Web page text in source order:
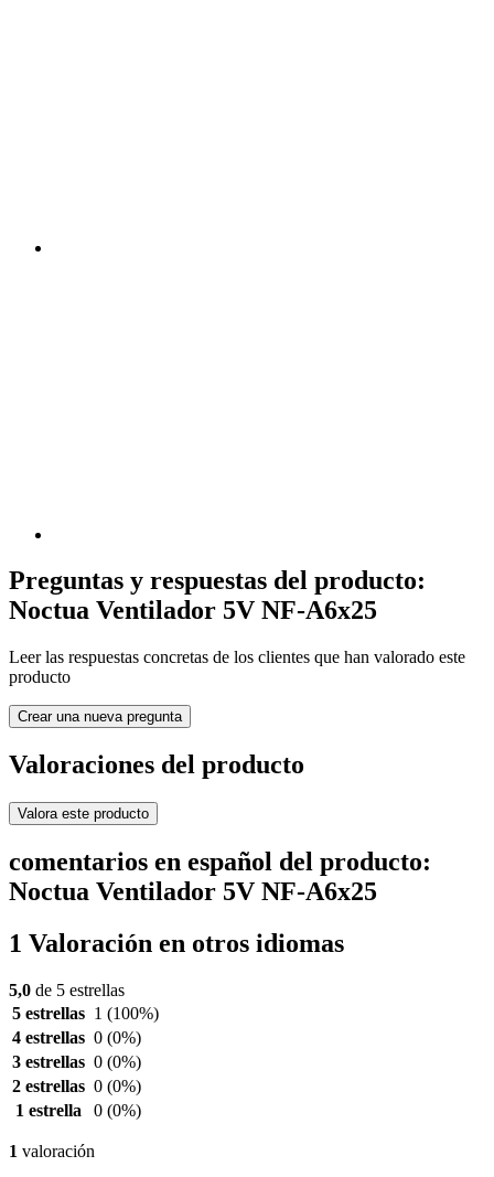
Preguntas y respuestas del producto:
Noctua Ventilador 5V NF-A6x25
Leer las respuestas concretas de los clientes que han valorado este
producto
Crear una nueva pregunta
Valoraciones del producto
Valora este producto
comentarios en español del producto:
Noctua Ventilador 5V NF-A6x25
1 Valoración en otros idiomas
5,0 de 5 estrellas
5 estrellas 1 (100%)
4 estrellas 0 (0%)
3 estrellas 0 (0%)
2 estrellas 0 (0%)
1 estrella
0 (0%)
1 valoración